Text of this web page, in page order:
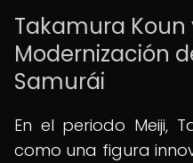
Takamura Koun
Modernización
Samurái
En el periodo Meiji,
como una figura